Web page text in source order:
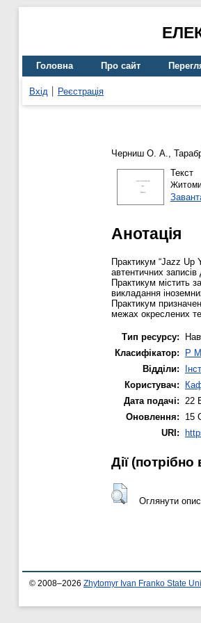
Головна Про сайт
Вхід Реєстрація
Черниш О. А.,
Текст
Анотація
Практикум “Jazz Up
автентичних
Практикум містить
викладання
Практикум
межах окреслених
Тип ресурсу:
Класифікатор:
P
Відділи:
Користувач:
Дата подачі:
22
Оновлення:
15
URI:
Дії ​​(потрібно
Оглянути
© 2008–2026 Zhytomyr Ivan Franko State